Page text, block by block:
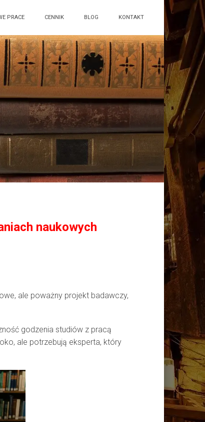
PRACE CENNIK BLOG KONTAKT
naukowych
ale poważny projekt badawczy,
godzenia studiów z pracą
ale potrzebują eksperta, który